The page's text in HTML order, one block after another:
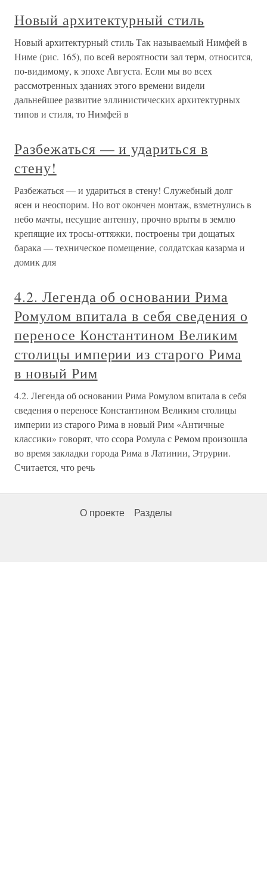
Новый архитектурный стиль
Новый архитектурный стиль Так называемый Нимфей в
Ниме (рис. 165), по всей вероятности зал терм, относится,
по-видимому, к эпохе Августа. Если мы во всех
рассмотренных зданиях этого времени видели
дальнейшее развитие эллинистических архитектурных
типов и стиля, то Нимфей в
Разбежаться — и удариться в
стену!
Разбежаться — и удариться в стену! Служебный долг
ясен и неоспорим. Но вот окончен монтаж, взметнулись в
небо мачты, несущие антенну, прочно врыты в землю
крепящие их тросы-оттяжки, построены три дощатых
барака — техническое помещение, солдатская казарма и
домик для
4.2. Легенда об основании Рима
Ромулом впитала в себя сведения о
переносе Константином Великим
столицы империи из старого Рима
в новый Рим
4.2. Легенда об основании Рима Ромулом впитала в себя
сведения о переносе Константином Великим столицы
империи из старого Рима в новый Рим «Античные
классики» говорят, что ссора Ромула с Ремом произошла
во время закладки города Рима в Латинии, Этрурии.
Считается, что речь
О проекте Разделы